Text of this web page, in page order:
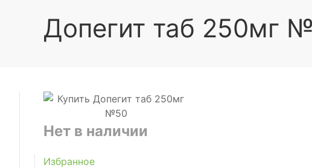
Допегит таб 250мг
Нет в наличии
Избранное